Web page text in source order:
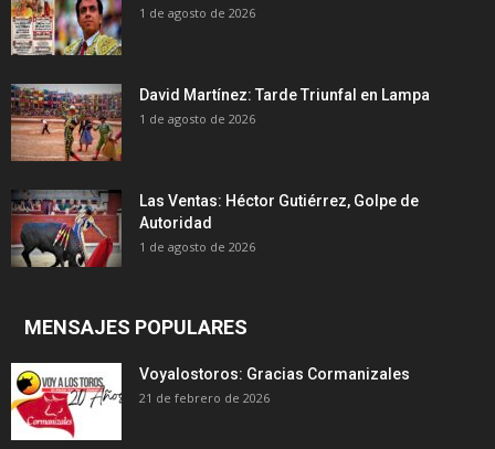
1 de agosto de 2026
David Martínez: Tarde Triunfal en Lampa
1 de agosto de 2026
Las Ventas: Héctor Gutiérrez, Golpe de
Autoridad
1 de agosto de 2026
MENSAJES POPULARES
Voyalostoros: Gracias Cormanizales
21 de febrero de 2026